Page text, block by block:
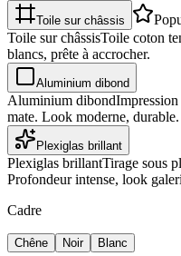
Toile sur châssis
Toile sur châssisToile coton
blancs, prête à accrocher.
Aluminium dibond
Aluminium dibond
mate. Look moderne, durable.
Plexiglas brillant
Plexiglas brillantTirage sous
Profondeur intense, look
Cadre
Chêne Noir Blanc